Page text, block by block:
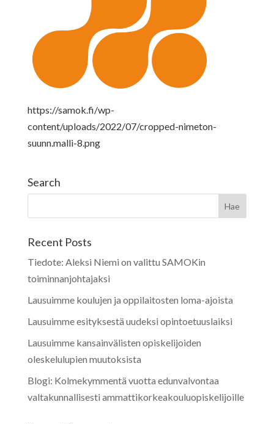
https://samok.fi/wp-
content/uploads/2022/07/cropped-nimeton-
suunn.malli-8.png
Search
Recent Posts
Tiedote: Aleksi Niemi on valittu SAMOKin
toiminnanjohtajaksi
Lausuimme koulujen ja oppilaitosten loma-ajoista
Lausuimme esityksestä uudeksi opintoetuuslaiksi
Lausuimme kansainvälisten opiskelijoiden
oleskelulupien muutoksista
Blogi: Kolmekymmentä vuotta edunvalvontaa
valtakunnallisesti ammattikorkeakouluopiskelijoille